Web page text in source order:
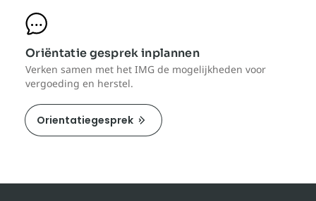
Oriëntatie gesprek inplannen
Verken samen met het IMG de mogelijkheden voor
vergoeding en herstel.
Orientatiegesprek